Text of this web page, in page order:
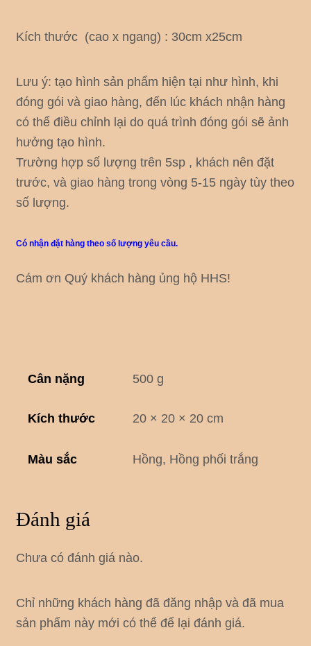
Kích thước (cao x ngang) : 30cm x25cm
Lưu ý: tạo hình sản phẩm hiện tại như hình, khi
đóng gói và giao hàng, đến lúc khách nhận hàng
có thể điều chỉnh lại do quá trình đóng gói sẽ ảnh
hưởng tạo hình.
Trường hợp số lượng trên 5sp , khách nên đặt
trước, và giao hàng trong vòng 5-15 ngày tùy theo
số lượng.
Có nhận đặt hàng theo số lượng yêu cầu.
Cám ơn Quý khách hàng ủng hộ HHS!
Cân nặng 500 g
Kích thước 20 × 20 × 20 cm
Màu sắc Hồng, Hồng phối trắng
Đánh giá
Chưa có đánh giá nào.
Chỉ những khách hàng đã đăng nhập và đã mua
sản phẩm này mới có thể để lại đánh giá.